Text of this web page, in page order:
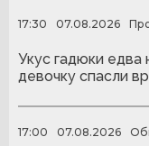
17:30 07.08.2026
Укус гадюки едва
девочку спасли
17:00 07.08.2026